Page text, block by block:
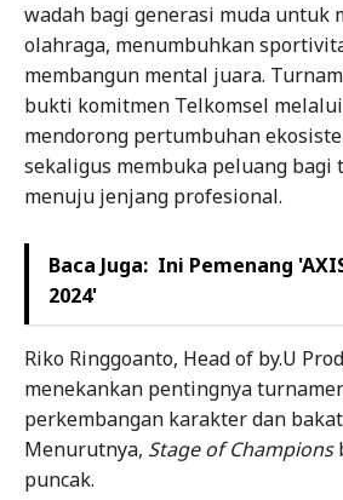
wadah bagi generasi muda untuk
olahraga, menumbuhkan
membangun mental juara.
bukti komitmen Telkomsel
mendorong pertumbuhan
sekaligus membuka peluang bagi
menuju jenjang profesional.
Baca Juga: Ini Pemenang
2024'
Riko Ringgoanto, Head of by.U
menekankan pentingnya
perkembangan karakter dan
Menurutnya, Stage of Champions
puncak.